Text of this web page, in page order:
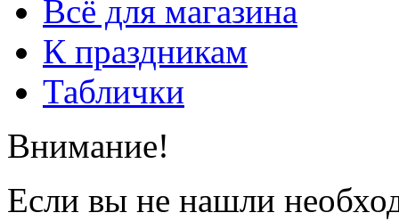
Всё для магазина
К праздникам
Таблички
Внимание!
Если вы не нашли